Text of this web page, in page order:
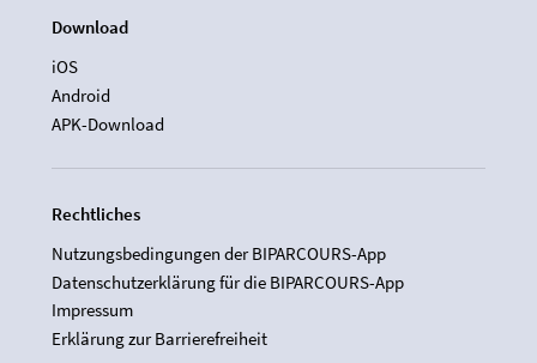
Download
iOS
Android
APK-Download
Rechtliches
Nutzungsbedingungen der BIPARCOURS-App
Datenschutzerklärung für die BIPARCOURS-App
Impressum
Erklärung zur Barrierefreiheit